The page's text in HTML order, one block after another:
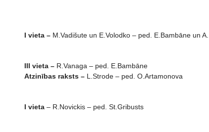
I vieta – M.Vadišute un E.Volodko – ped. E.Bambāne un
III vieta – R.Vanaga – ped. E.Bambāne
Atzinības raksts – L.Strode – ped. O.Artamonova
I vieta – R.Novickis – ped. St.Gribusts